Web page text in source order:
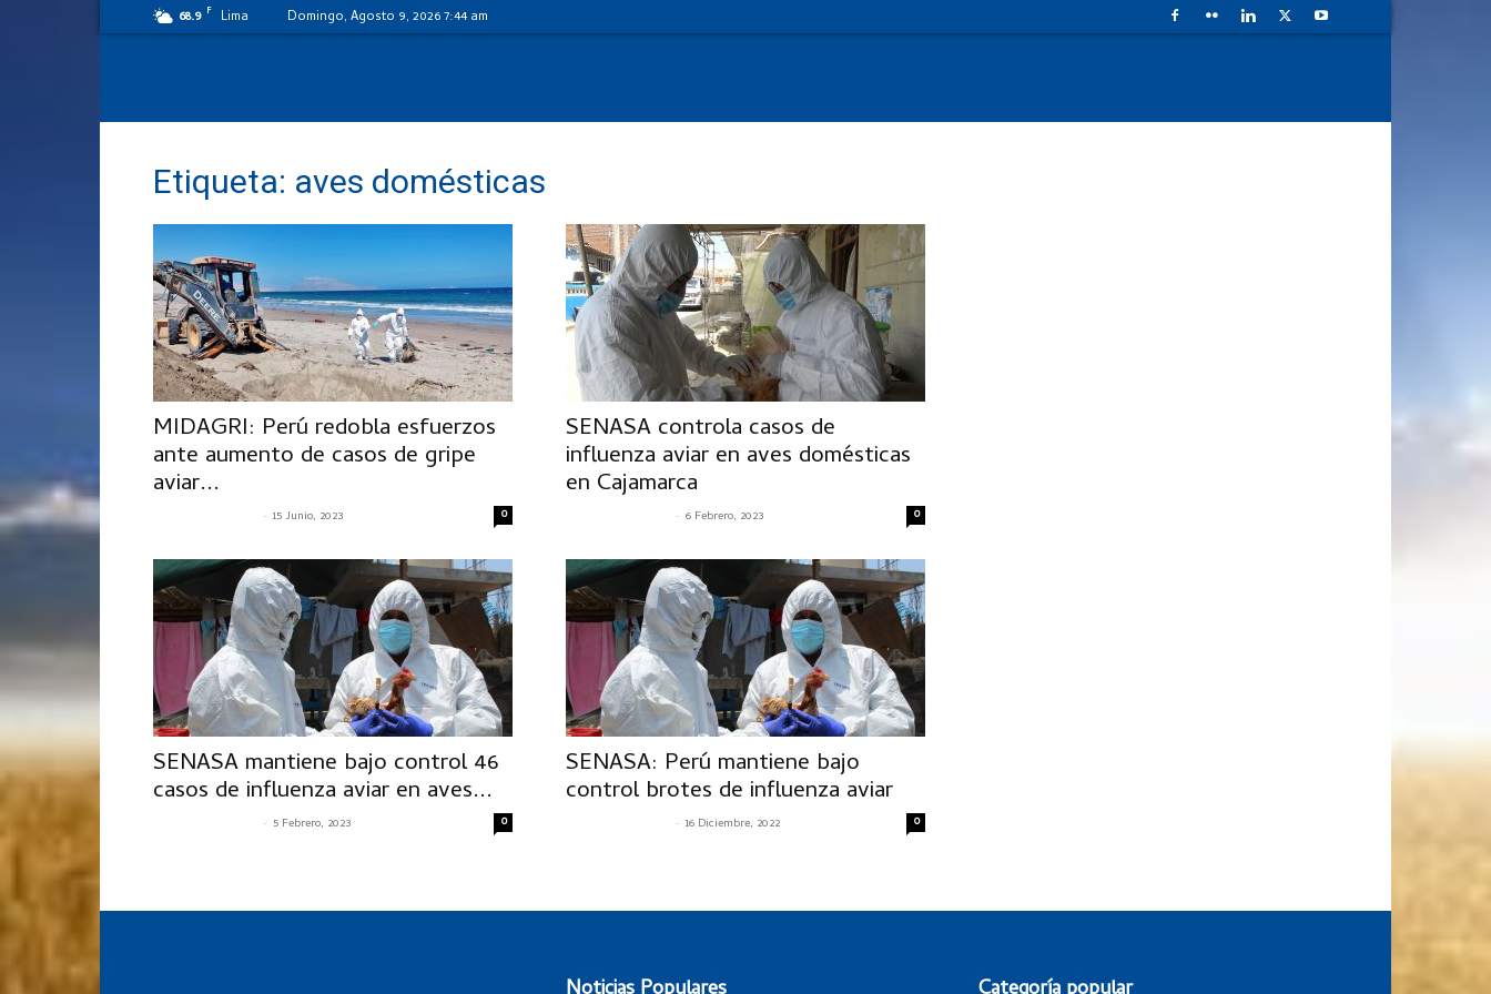
68.9 F Lima Domingo, Agosto 9, 2026 7:44 am
Etiqueta: aves domésticas
MIDAGRI: Perú redobla esfuerzos
ante aumento de casos de gripe
aviar...
- 15 Junio, 2023 0
SENASA controla casos de
influenza aviar en aves domésticas
en Cajamarca
- 6 Febrero, 2023 0
SENASA mantiene bajo control 46
casos de influenza aviar en aves...
- 5 Febrero, 2023 0
SENASA: Perú mantiene bajo
control brotes de influenza aviar
- 16 Diciembre, 2022 0